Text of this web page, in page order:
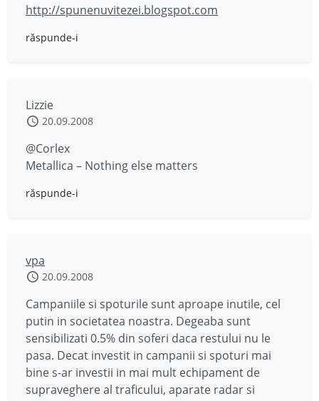
http://spunenuvitezei.blogspot.com
răspunde-i
Lizzie
20.09.2008
@Corlex
Metallica – Nothing else matters
răspunde-i
vpa
20.09.2008
Campaniile si spoturile sunt aproape inutile, cel
putin in societatea noastra. Degeaba sunt
sensibilizati 0.5% din soferi daca restului nu le
pasa. Decat investit in campanii si spoturi mai
bine s-ar investii in mai mult echipament de
supraveghere al traficului, aparate radar si